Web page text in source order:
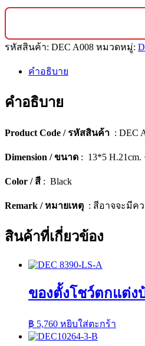
ตั้ง
ตกแต่ง
บ้าน
(เซ็ต
2
[A008]
รหัสสินค้า: DEC A008 หมวดหมู่:
คำอธิบาย
คำอธิบาย
Product Code / รหัสสินค้า : DEC
Dimension / ขนาด : 13*5 H.21cm.
Color / สี : Black
Remark / หมายเหตุ : สีอาจจะมีค
สินค้าที่เกี่ยวข้อง
ของตั้งโชว์ตกแต่ง
฿ 5,760 หยิบใส่ตะกร้า